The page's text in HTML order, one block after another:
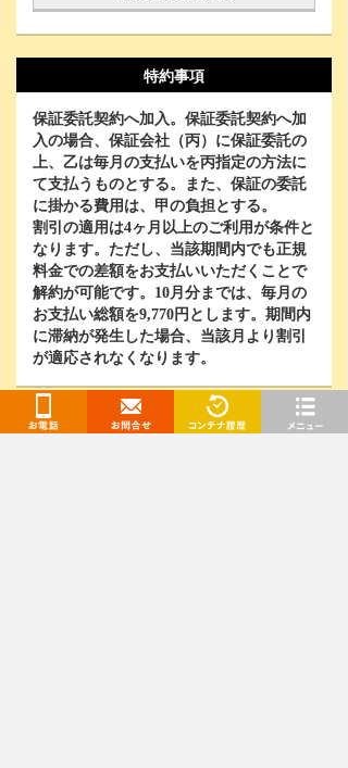
特約事項
保証委託契約へ加入。保証委託契約へ加
入の場合、保証会社（丙）に保証委託の
上、乙は毎月の支払いを丙指定の方法に
て支払うものとする。また、保証の委託
に掛かる費用は、甲の負担とする。
割引の適用は4ヶ月以上のご利用が条件と
なります。ただし、当該期間内でも正規
料金での差額をお支払いいただくことで
解約が可能です。 10 月分までは、毎月の
お支払い総額を9,770 円とします。期間内
に滞納が発生した場合、当該月より割引
が適応されなくなります。
お問い合わせはこちら